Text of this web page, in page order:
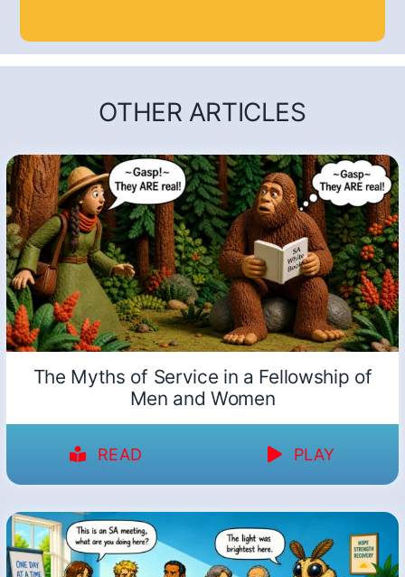
OTHER ARTICLES
The Myths of Service in a Fellowship of
Men and Women
READ PLAY